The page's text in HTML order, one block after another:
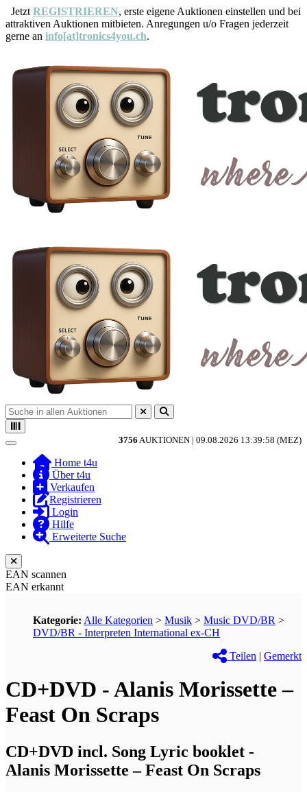
Jetzt REGISTRIEREN, erste eigene Auktionen einstellen und bei
attraktiven Auktionen mitbieten. Anregungen u/o Fragen jederzeit
gerne an info[at]tronics4you.ch.
3756 AUKTIONEN | 09.08.2026 13:39:58 (MEZ)
Toggle navigation
Home t4u
Über t4u
Verkaufen
Registrieren
Login
Hilfe
Erweiterte Suche
EAN scannen
EAN erkannt
Kategorie: Alle Kategorien > Musik > Music DVD/BR >
DVD/BR - Interpreten International ex-CH
Teilen | Gemerkt
CD+DVD - Alanis Morissette –
Feast On Scraps
CD+DVD incl. Song Lyric booklet -
Alanis Morissette – Feast On Scraps